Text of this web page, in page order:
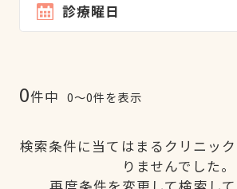
診療曜日
0件中 0〜0件を表示
検索条件に当てはまるクリニッ
りませんでした。